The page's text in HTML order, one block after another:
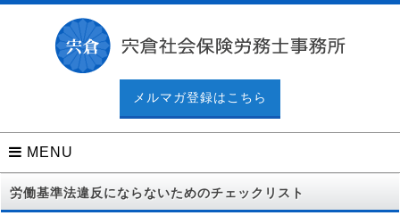
メルマガ登録はこちら
MENU
労働基準法違反にならないためのチェックリスト